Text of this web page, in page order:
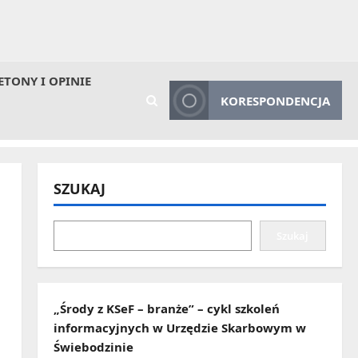
I OPINIE
KORESPONDENCJA
SZUKAJ
„Środy z KSeF – branże” – cykl szkoleń
informacyjnych w Urzędzie Skarbowym w
Świebodzinie